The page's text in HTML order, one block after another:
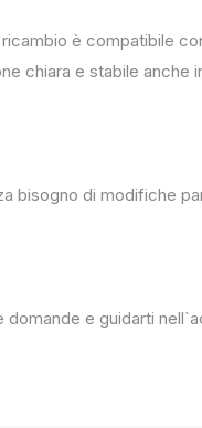
è compatibile
chiara e stabile anche
bisogno di modifiche
domande e guidarti